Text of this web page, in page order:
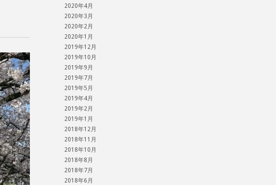
2020年4月
2020年3月
2020年2月
2020年1月
2019年12月
2019年10月
2019年9月
2019年7月
2019年5月
2019年4月
2019年2月
2019年1月
2018年12月
2018年11月
2018年10月
2018年8月
2018年7月
2018年6月